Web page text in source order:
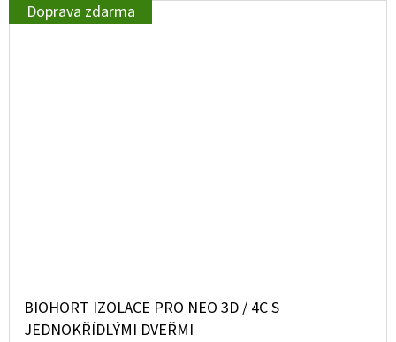
Doprava zdarma
BIOHORT IZOLACE PRO NEO 3D / 4C S
JEDNOKŘÍDLÝMI DVEŘMI